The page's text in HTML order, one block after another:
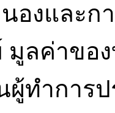
องและก
มูลค่าขอ
ผู้ทำการ